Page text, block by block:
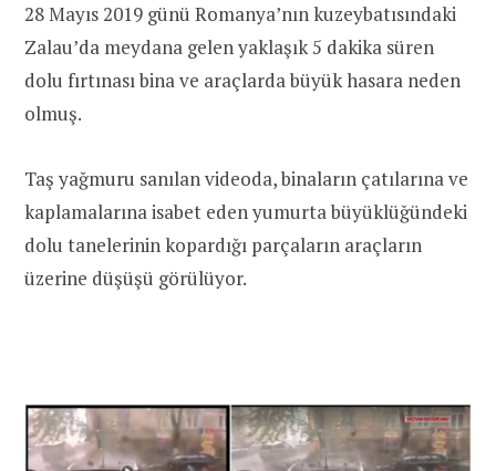
28 Mayıs 2019 günü Romanya’nın kuzeybatısındaki
Zalau’da meydana gelen yaklaşık 5 dakika süren
dolu fırtınası bina ve araçlarda büyük hasara neden
olmuş.
Taş yağmuru sanılan videoda, binaların çatılarına ve
kaplamalarına isabet eden yumurta büyüklüğündeki
dolu tanelerinin kopardığı parçaların araçların
üzerine düşüşü görülüyor.